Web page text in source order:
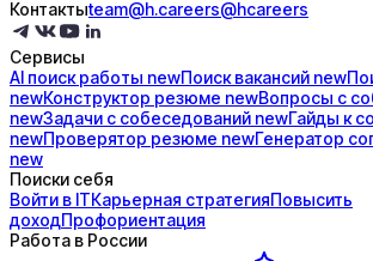
Контактыteam@h.careers@hcareers
Сервисы
AI поискработы newПоисквакансий new
newКонструктор резюме newВопросы с
newЗадачи с собеседований newГайды к
newПроверятор резюме newГенератор
new
Поиски себя
Войти в ITКарьерная стратегияПовысить
доходПрофориентация
Работа в России